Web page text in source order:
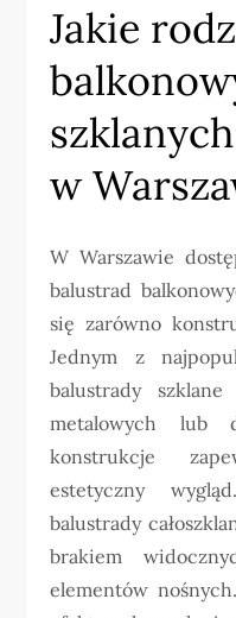
Jakie
w
W Warszawie
balustrad
się zarówno
Jednym z
balustrady
metalowych lub
konstrukcje
estetyczny
balustrady
brakiem
elementów